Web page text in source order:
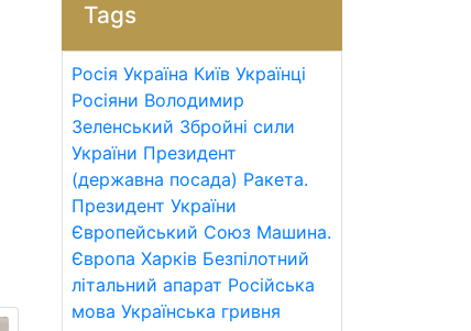
Tags
Росія Україна Київ Українці
Росіяни Володимир
Зеленський Збройні сили
України Президент
(державна посада) Ракета.
Президент України
Європейський Союз Машина.
Європа Харків Безпілотний
літальний апарат Російська
мова Українська гривня